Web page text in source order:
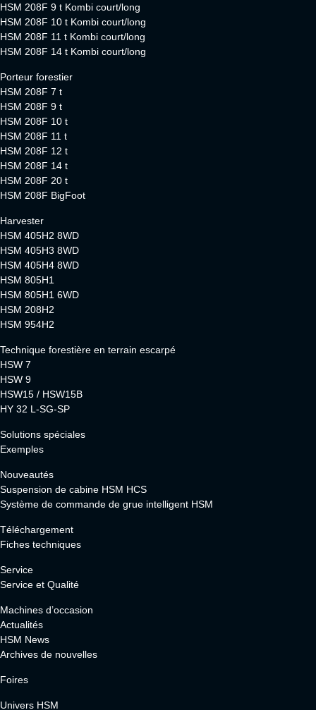
HSM 208F 9 t Kombi court/long
HSM 208F 10 t Kombi court/long
HSM 208F 11 t Kombi court/long
HSM 208F 14 t Kombi court/long
Porteur forestier
HSM 208F 7 t
HSM 208F 9 t
HSM 208F 10 t
HSM 208F 11 t
HSM 208F 12 t
HSM 208F 14 t
HSM 208F 20 t
HSM 208F BigFoot
Harvester
HSM 405H2 8WD
HSM 405H3 8WD
HSM 405H4 8WD
HSM 805H1
HSM 805H1 6WD
HSM 208H2
HSM 954H2
Technique forestière en terrain escarpé
HSW 7
HSW 9
HSW15 / HSW15B
HY 32 L-SG-SP
Solutions spéciales
Exemples
Nouveautés
Suspension de cabine HSM HCS
Système de commande de grue intelligent HSM
Téléchargement
Fiches techniques
Service
Service et Qualité
Machines d’occasion
Actualités
HSM News
Archives de nouvelles
Foires
Univers HSM